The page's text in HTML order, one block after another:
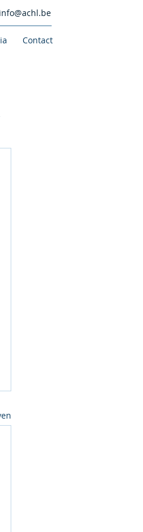
info@achl.be
Contact